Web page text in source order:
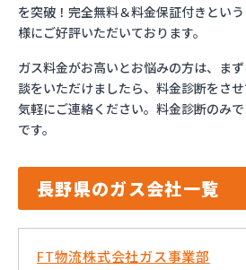
を突破！完全無料＆料金保証付きとい
様にご好評いただいております。
ガス料金がお高いとお悩みの方は、ま
談をいただけましたら、料金診断をさ
気軽にご連絡ください。料金診断のみ
です。
長野県のガス会社一覧
FT物流株式会社ガス事業部